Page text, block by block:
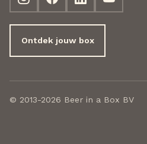
Ontdek jouw box
© 2013-2026 Beer in a Box BV